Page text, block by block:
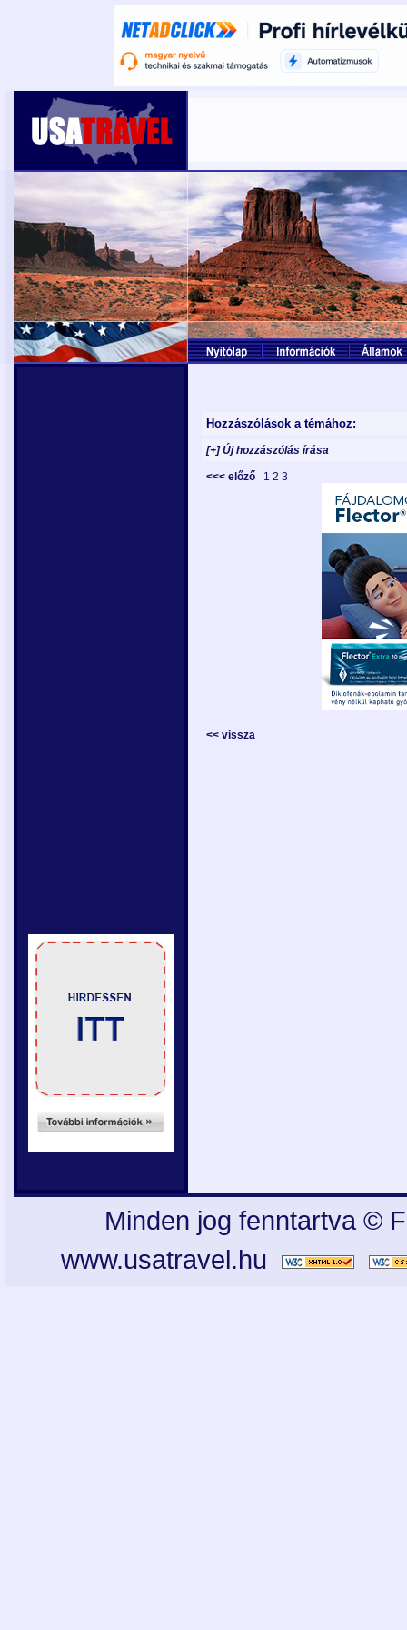
Hozzászólások a témához:
[+] Új hozzászólás írása
<<< előző 1 2 3
<< vissza
Minden jog fenntartva ©
www.usatravel.hu